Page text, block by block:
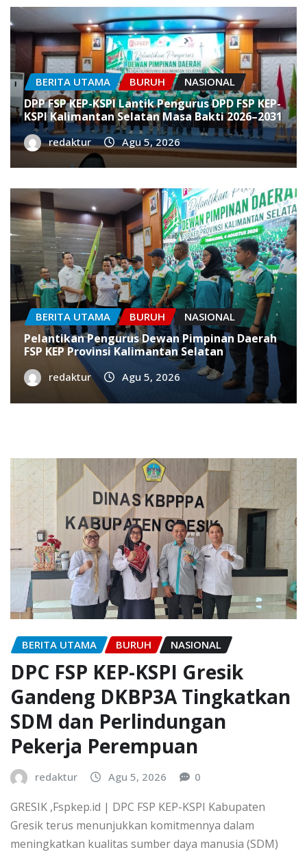
BERITA UTAMA BURUH NASIONAL
DPP FSP KEP-KSPI Lantik Pengurus DPD FSP KEP-
KSPI Kalimantan Selatan Masa Bakti 2026–2031
redaktur Agu 5, 2026
BERITA UTAMA BURUH NASIONAL
Pelantikan Pengurus Dewan Pimpinan Daerah
FSP KEP Provinsi Kalimantan Selatan
redaktur Agu 5, 2026
BERITA UTAMA BURUH NASIONAL
DPC FSP KEP-KSPI Gresik
Gandeng DKBP3A Tingkatkan
SDM dan Perlindungan
Pekerja Perempuan
redaktur Agu 5, 2026 0
GRESIK ,Fspkep.id | DPC FSP KEP-KSPI Kabupaten
Gresik terus menunjukkan komitmennya dalam
meningkatkan kualitas sumber daya manusia (SDM)